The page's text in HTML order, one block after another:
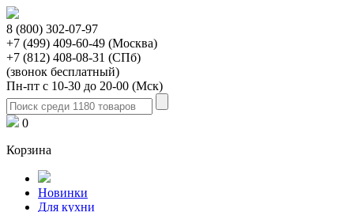
8 (800) 302-07-97
+7 (499) 409-60-49 (Москва)
+7 (812) 408-08-31 (СПб)
(звонок бесплатный)
Пн-пт с 10-30 до 20-00 (Мск)
0
Корзина
Новинки
Для кухни